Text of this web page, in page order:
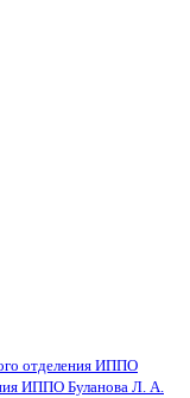
отделения ИППО
ИППО Буланова Л. А.